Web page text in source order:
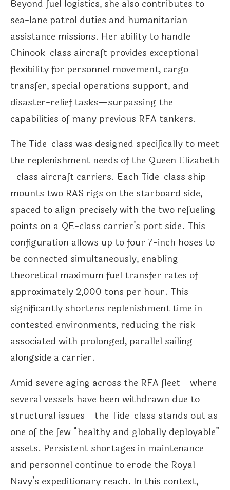
Beyond fuel logistics, she also contributes to
sea-lane patrol duties and humanitarian
assistance missions. Her ability to handle
Chinook-class aircraft provides exceptional
flexibility for personnel movement, cargo
transfer, special operations support, and
disaster-relief tasks—surpassing the
capabilities of many previous RFA tankers.
The Tide-class was designed specifically to meet
the replenishment needs of the Queen Elizabeth
–class aircraft carriers. Each Tide-class ship
mounts two RAS rigs on the starboard side,
spaced to align precisely with the two refueling
points on a QE-class carrier’s port side. This
configuration allows up to four 7-inch hoses to
be connected simultaneously, enabling
theoretical maximum fuel transfer rates of
approximately 2,000 tons per hour. This
significantly shortens replenishment time in
contested environments, reducing the risk
associated with prolonged, parallel sailing
alongside a carrier.
Amid severe aging across the RFA fleet—where
several vessels have been withdrawn due to
structural issues—the Tide-class stands out as
one of the few “healthy and globally deployable”
assets. Persistent shortages in maintenance
and personnel continue to erode the Royal
Navy’s expeditionary reach. In this context,